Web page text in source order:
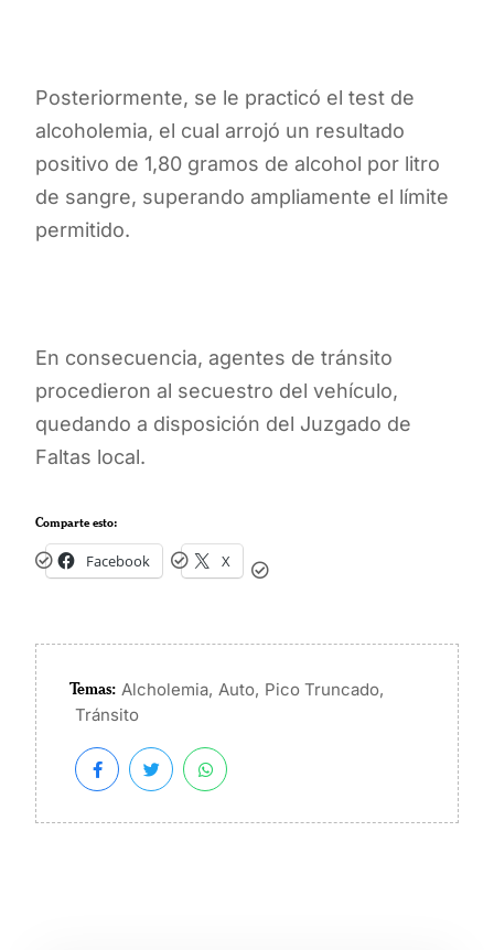
Posteriormente, se le practicó el test de
alcoholemia, el cual arrojó un resultado
positivo de 1,80 gramos de alcohol por litro
de sangre, superando ampliamente el límite
permitido.
En consecuencia, agentes de tránsito
procedieron al secuestro del vehículo,
quedando a disposición del Juzgado de
Faltas local.
Comparte esto:
Facebook X
Temas: Alcholemia, Auto, Pico Truncado,
Tránsito